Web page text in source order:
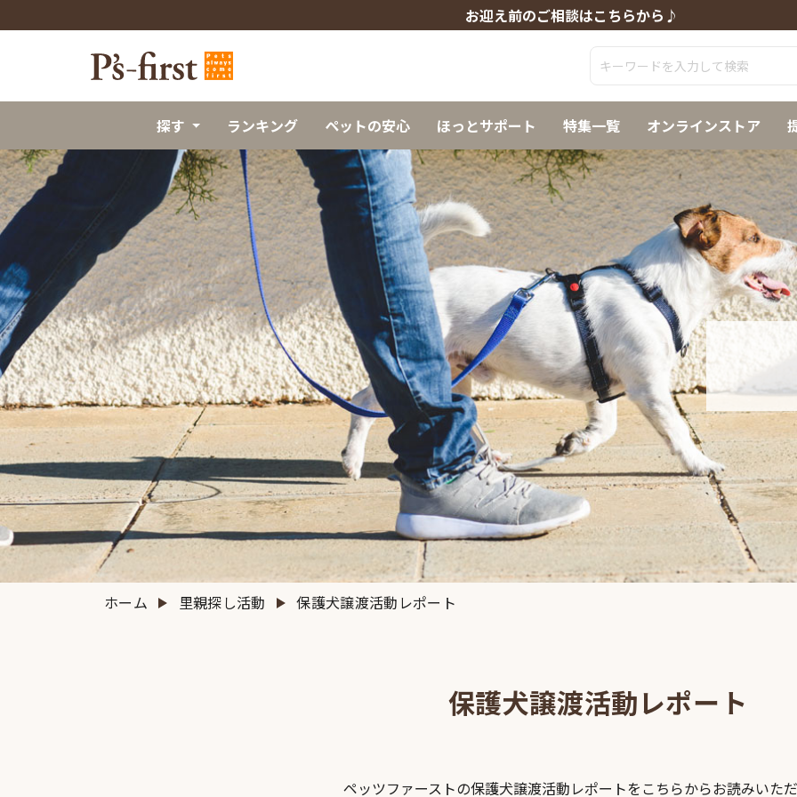
お迎え前のご相談はこちらから♪
探す ランキング ペットの安心 ほっとサポート 特集一覧 オンラインストア
ホーム 里親探し活動 保護犬譲渡活動レポート
保護犬譲渡活動レポート
ペッツファーストの保護犬譲渡活動レポートをこちらからお読みいた